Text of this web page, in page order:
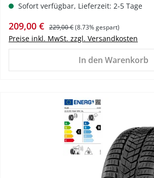
Sofort verfügbar, Lieferzeit: 2-5 Tage
Verkaufspreis:
209,00 € Regulärer Preis:
229,00 €(8.73% gespart)
Preise inkl. MwSt. zzgl. Versandkosten
In den Warenkorb